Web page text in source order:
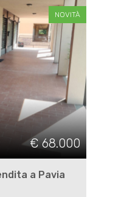
NOVITÀ
€ 68.000
a Pavia